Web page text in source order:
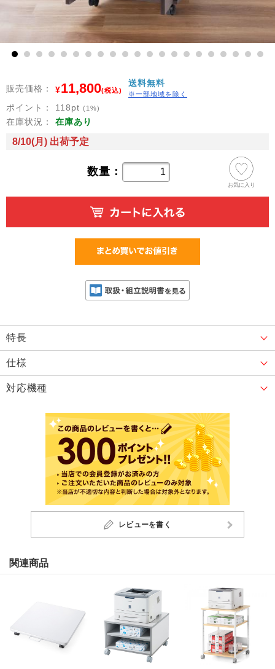
10 11 12 13 14 15 16 17 18 19 20
販売価格： ¥11,800(税込)
送料無料
※一部地域を除く
ポイント： 118pt (1%)
在庫状況： 在庫あり
8/10(月) 出荷予定
数量：
お気に入り
特長
仕様
対応機種
レビューを書く
関連商品